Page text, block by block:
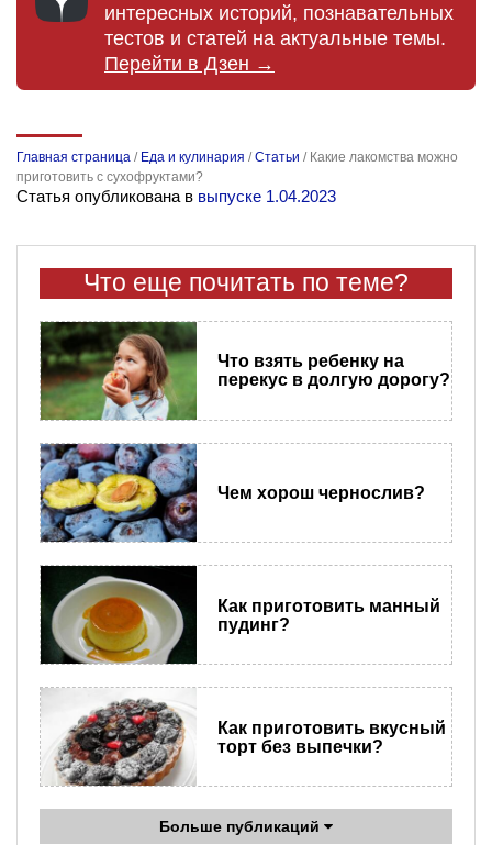
интересных историй, познавательных
тестов и статей на актуальные темы.
Перейти в Дзен →
Главная страница / Еда и кулинария /Статьи / Какие лакомства можно
приготовить с сухофруктами?
Статья опубликована в выпуске 1.04.2023
Что еще почитать по теме?
Что взять ребенку на
перекус в долгую дорогу?
Чем хорош чернослив?
Как приготовить манный
пудинг?
Как приготовить вкусный
торт без выпечки?
Больше публикаций